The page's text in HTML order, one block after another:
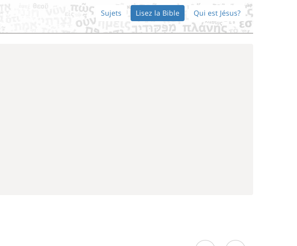
Sujets Lisez la Bible Qui est Jésus?